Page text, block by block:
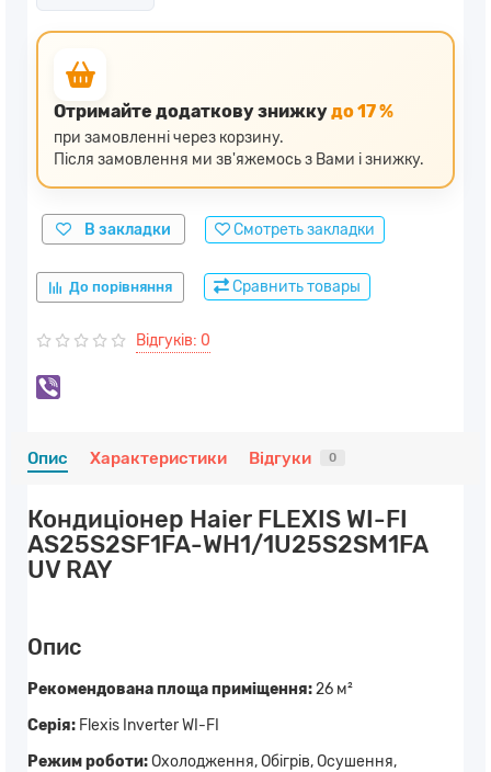
Отримайте додаткову знижкудо 17 %
при замовленні через корзину.
Після замовлення ми зв'яжемось з Вами і знижку.
В закладки Смотреть закладки
До порівняння Сравнить товары
Відгуків: 0
Опис Характеристики Відгуки 0
Кондиціонер Haier FLEXIS WI-FI
AS25S2SF1FA-WH1/1U25S2SM1FA
UV RAY
Опис
Рекомендована площа приміщення:26 м²
Серія: Flexis Inverter WI-FI
Режим роботи:Охолодження, Обігрів, Осушення,